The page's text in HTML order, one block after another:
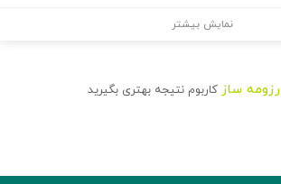
نمایش بیشتر
رزومه ساز کاربوم نتیجه بهتری بگیرید